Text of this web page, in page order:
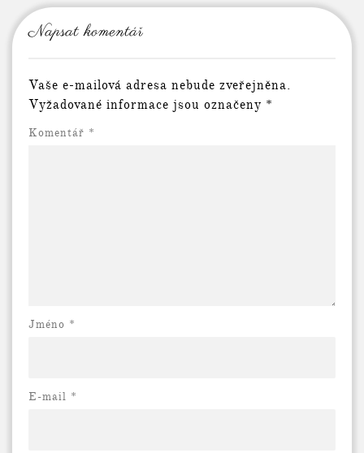
Napsat komentář
Vaše e-mailová adresa nebude zveřejněna.
Vyžadované informace jsou označeny *
Komentář *
Jméno *
E-mail *